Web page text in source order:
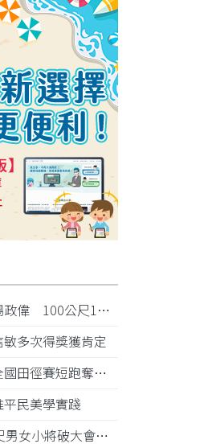
公尺11秒87奪金
多次得獎獲肯定
賽短跑奪金摘銅
民美學實踐
小將破大會紀錄